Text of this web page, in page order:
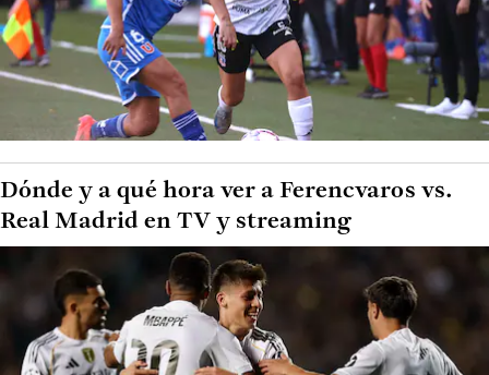
Dónde y a qué hora ver a Ferencvaros vs.
Real Madrid en TV y streaming